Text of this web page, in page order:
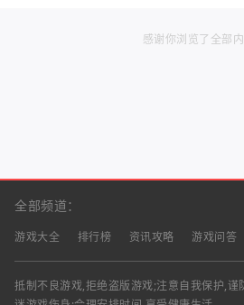
感谢你浏览了全部
全部频道：
游戏大全 排行榜 资讯攻略 游戏问答
抵制不良游戏,拒绝盗版游戏;注意自我保护,